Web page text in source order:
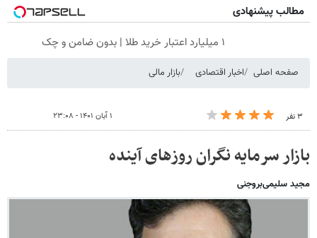
مطالب پیشنهادی
۱ میلیارد اعتبار خرید طلا | بدون ضامن و چک
صفحه اصلی اخبار اقتصادی بازار مالی
۳ نفر ۱ آبان ۱۴۰۱ - ۲۳:۰۸
بازار سرمایه نگران روزهای آینده
مجید سلیمی‌بروجنی